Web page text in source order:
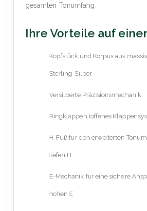
gesamten Tonumfang.
Ihre Vorteile auf
Kopfstück und Korpus aus
Sterling-Silber
Versilberte Präzisionsmechanik
Ringklappen (offenes
H-Fuß für den erweiterten
tiefen H
E-Mechanik für eine sichere
hohen E